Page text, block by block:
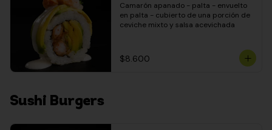
Camarón apanado - palta - envuelto
en palta - cubierto de una porción de
ceviche mixto y salsa acevichada
$8.600
Sushi Burgers